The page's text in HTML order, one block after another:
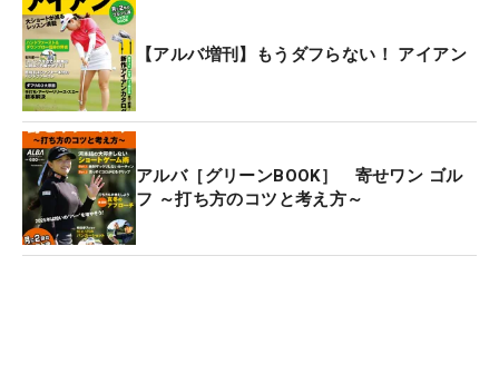
【アルバ増刊】もうダフらない！ アイアン
アルバ［グリーンBOOK］ 寄せワン ゴル
フ ～打ち方のコツと考え方～